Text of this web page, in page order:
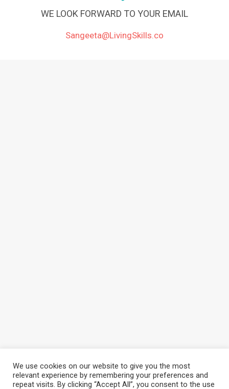
WE LOOK FORWARD TO YOUR EMAIL
Sangeeta@LivingSkills.co
We use cookies on our website to give you the most
relevant experience by remembering your preferences and
repeat visits. By clicking “Accept All”, you consent to the use